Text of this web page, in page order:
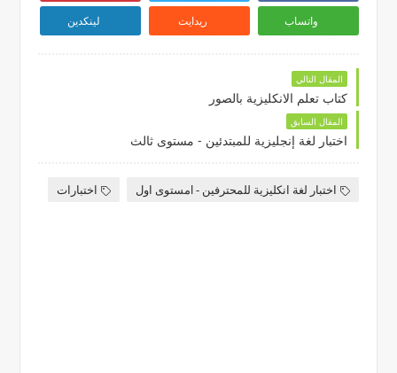
واتساب ريدايت لينكدين
المقال التالي
كتاب تعلم الانكليزية بالصور
المقال السابق
اختبار لغة إنجليزية للمبتدئين - مستوى ثالث
اختبار لغة انكليزية للمحترفين - lمستوى اول اختبارات